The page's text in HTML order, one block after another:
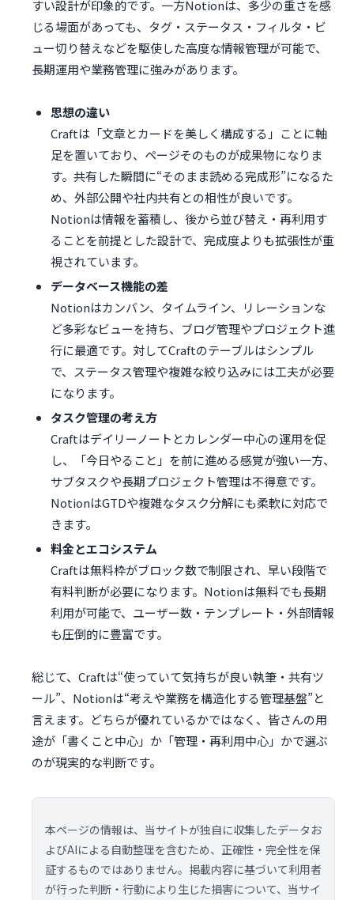
すい設計が印象的です。一方Notionは、多少の重さを感
じる場面があっても、タグ・ステータス・フィルタ・ビ
ュー切り替えなどを駆使した高度な情報管理が可能で、
長期運用や業務管理に強みがあります。
思想の違い
Craftは「文章とカードを美しく構成する」ことに軸
足を置いており、ページそのものが成果物になりま
す。共有した瞬間に“そのまま読める完成形”になるた
め、外部公開や社内共有との相性が良いです。
Notionは情報を蓄積し、後から並び替え・再利用す
ることを前提とした設計で、完成度よりも拡張性が重
視されています。
データベース機能の差
Notionはカンバン、タイムライン、リレーションな
ど多彩なビューを持ち、ブログ管理やプロジェクト進
行に最適です。対してCraftのテーブルはシンプル
で、ステータス管理や複雑な絞り込みには工夫が必要
になります。
タスク管理の考え方
Craftはデイリーノートとカレンダー中心の運用を促
し、「今日やること」を前に進める感覚が強い一方、
サブタスクや長期プロジェクト管理は不得意です。
NotionはGTDや複雑なタスク分解にも柔軟に対応で
きます。
料金とエコシステム
Craftは無料枠がブロック数で制限され、早い段階で
有料判断が必要になります。Notionは無料でも長期
利用が可能で、ユーザー数・テンプレート・外部情報
も圧倒的に豊富です。
総じて、Craftは“使っていて気持ちが良い執筆・共有ツ
ール”、Notionは“考えや業務を構造化する管理基盤”と
言えます。どちらが優れているかではなく、皆さんの用
途が「書くこと中心」か「管理・再利用中心」かで選ぶ
のが現実的な判断です。
本ページの情報は、当サイトが独自に収集したデータお
よびAIによる自動整理を含むため、正確性・完全性を保
証するものではありません。掲載内容に基づいて利用者
が行った判断・行動により生じた損害について、当サイ